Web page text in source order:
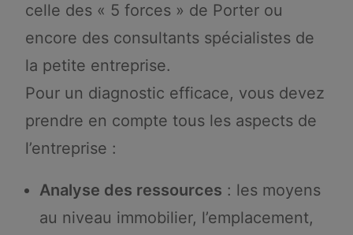
celle des « 5 forces » de Porter ou
encore des consultants spécialistes de
la petite entreprise.
Pour un diagnostic efficace, vous devez
prendre en compte tous les aspects de
l’entreprise :
Analyse des ressources : les moyens
au niveau immobilier, l’emplacement,